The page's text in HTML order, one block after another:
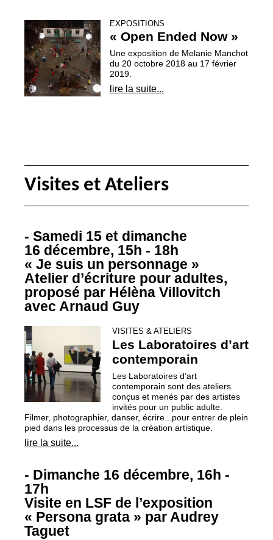
EXPOSITIONS
« Open Ended Now »
Une exposition de Melanie Manchot
du 20 octobre 2018 au 17 février
2019.
lire la suite...
Visites et Ateliers
- Samedi 15 et dimanche
16 décembre, 15h - 18h
« Je suis un personnage »
Atelier d’écriture pour adultes,
proposé par Hélèna Villovitch
avec Arnaud Guy
VISITES & ATELIERS
Les Laboratoires d’art
contemporain
Les Laboratoires d’art
contemporain sont des ateliers
conçus et menés par des artistes
invités pour un public adulte.
Filmer, photographier, danser, écrire...pour entrer de plein
pied dans les processus de la création artistique.
lire la suite...
- Dimanche 16 décembre, 16h -
17h
Visite en LSF de l’exposition
« Persona grata » par Audrey
Taguet